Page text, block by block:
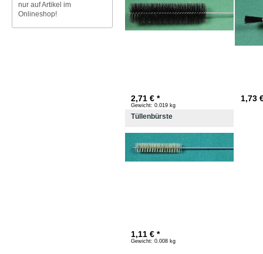
nur auf Artikel im
Onlineshop!
2,71 € *
Gewicht: 0.019 kg
1,73
Tüllenbürste
1,11 € *
Gewicht: 0.008 kg